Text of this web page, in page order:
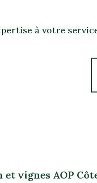
à votre
vignes AOP